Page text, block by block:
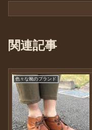
関連記事
色々な靴のブランド